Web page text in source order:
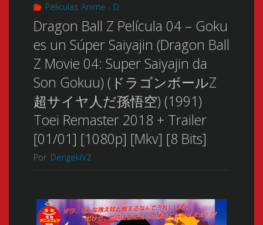
Películas Anime - D
Dragon Ball Z Película 04 – Goku
es un Súper Saiyajin (Dragon Ball
Z Movie 04: Super Saiyajin da
Son Gokuu) (ドラゴンボールZ
超サイヤ人だ孫悟空) (1991)
Toei Remaster 2018 + Trailer
[01/01] [1080p] [Mkv] [8 Bits]
Por DengekiV2